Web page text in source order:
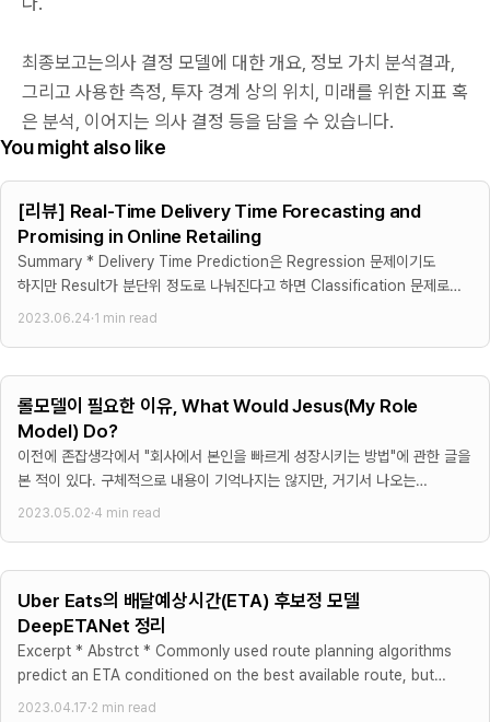
최종보고는의사 결정 모델에 대한 개요, 정보 가치 분석결과,
그리고 사용한 측정, 투자 경계 상의 위치, 미래를 위한 지표 혹
은 분석, 이어지는 의사 결정 등을 담을 수 있습니다.
You might also like
[리뷰] Real-Time Delivery Time Forecasting and
Promising in Online Retailing
Summary * Delivery Time Prediction은 Regression 문제이기도
하지만 Result가 분단위 정도로 나눠진다고 하면 Classification 문제로
간주할 수도 있다. * 비즈니스 관련 Cost Sensitive Rule을 고려하기
2023.06.24·1 min read
롤모델이 필요한 이유, What Would Jesus(My Role
Model) Do?
이전에 존잡생각에서 "회사에서 본인을 빠르게 성장시키는 방법"에 관한 글을
본 적이 있다. 구체적으로 내용이 기억나지는 않지만, 거기서 나오는
그래프는 기억이 난다.
2023.05.02·4 min read
Uber Eats의 배달예상시간(ETA) 후보정 모델
DeepETANet 정리
Excerpt * Abstrct * Commonly used route planning algorithms
predict an ETA conditioned on the best available route, but
such ETA estimates can be unreliable when
2023.04.17·2 min read